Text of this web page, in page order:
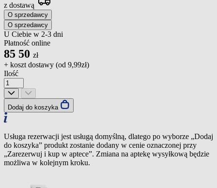
z dostawą
O sprzedawcy
O sprzedawcy
U Ciebie w 2-3 dni
Płatność online
85 50 zł
+ koszt dostawy (od 9,99zł)
Ilość
Dodaj do koszyka
Usługa rezerwacji jest usługą domyślną, dlatego po wyborze „Dodaj
do koszyka” produkt zostanie dodany w cenie oznaczonej przy
„Zarezerwuj i kup w aptece”. Zmiana na aptekę wysyłkową będzie
możliwa w kolejnym kroku.